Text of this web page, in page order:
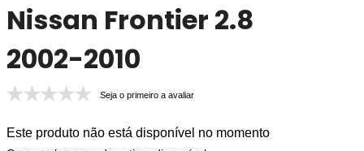
Nissan Frontier 2.8
2002-2010
Seja o primeiro a avaliar
Este produto não está disponível no momento